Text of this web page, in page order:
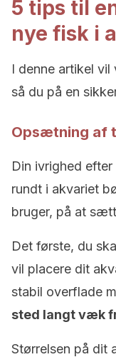
5 tips til
nye fisk i
I denne artikel
så du på en
Opsætning af
Din ivrighed
rundt i akvariet
bruger, på at
Det første, du
vil placere dit
stabil overflade
sted langt væk
Størrelsen på dit